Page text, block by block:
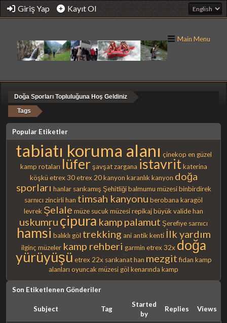
Giriş Yap Kayıt Ol
Main Menu
Doğa Sporları Topluluğuna Hoş Geldiniz
Tags
Popular Etiketler
tabiatı koruma alanı çinekop en güzel
kamp rotaları lüfer şavşat zargana istavrit katerina
köşkü etrex 30 etrex 20 kanyon karanlık kanyon doğa
sporları hanlar sarıkamış Şehitliği balmumu müzesi binbirdirek
sarnıcı zincirli han timsah kanyonu berobana karagöl
levrek Şelale müze sucuk müzesirepikajbüyük valide han
uskumru çipura kamp palamut Şerefiye sarnıcı
hamsi balıklı göl trekking ani antik kenti İlk yardım
ilginç müzeler kamp rehberi garmin etrex 32x doğa
yürüyüşü etrex 22x sarıkanat han mezgit fidan kamp
alanları oyuncak müzesi göl kenarında kamp
Son Etiketlenen Gönderiler
Subject Tag
Started
by
Replies Views